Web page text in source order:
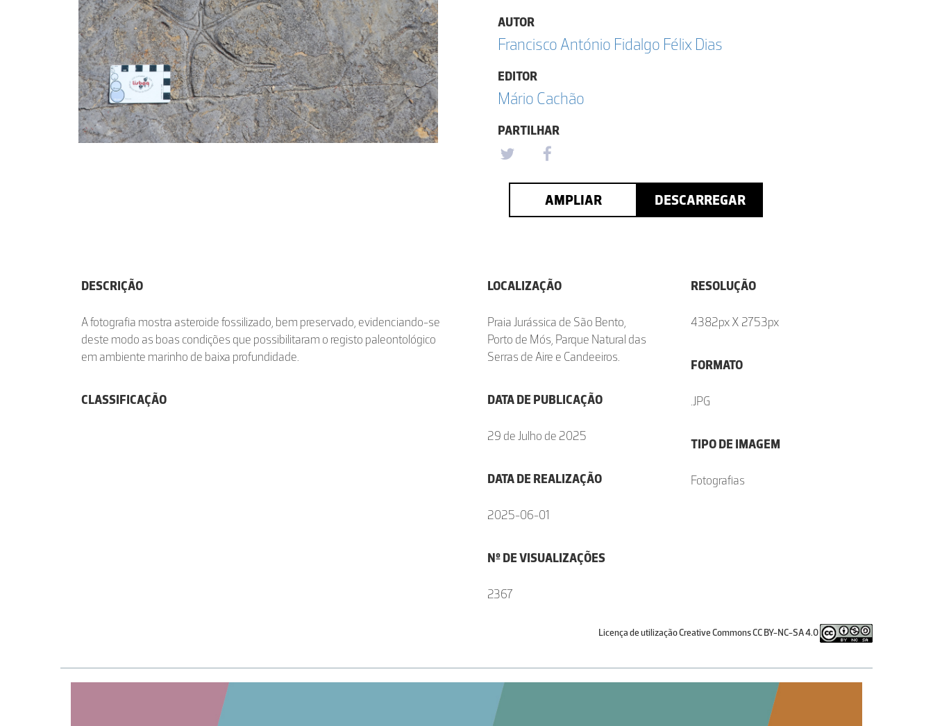
AUTOR
Francisco António Fidalgo Félix Dias
EDITOR
Mário Cachão
PARTILHAR
AMPLIAR DESCARREGAR
DESCRIÇÃO
A fotografia mostra asteroide fossilizado, bem preservado, evidenciando-se
deste modo as boas condições que possibilitaram o registo paleontológico
em ambiente marinho de baixa profundidade.
CLASSIFICAÇÃO
LOCALIZAÇÃO
Praia Jurássica de São Bento,
Porto de Mós, Parque Natural das
Serras de Aire e Candeeiros.
DATA DE PUBLICAÇÃO
29 de Julho de 2025
DATA DE REALIZAÇÃO
2025-06-01
Nº DE VISUALIZAÇÕES
2367
RESOLUÇÃO
4382px X 2753px
FORMATO
.JPG
TIPO DE IMAGEM
Fotografias
Licença de utilização Creative Commons CC BY-NC-SA 4.0